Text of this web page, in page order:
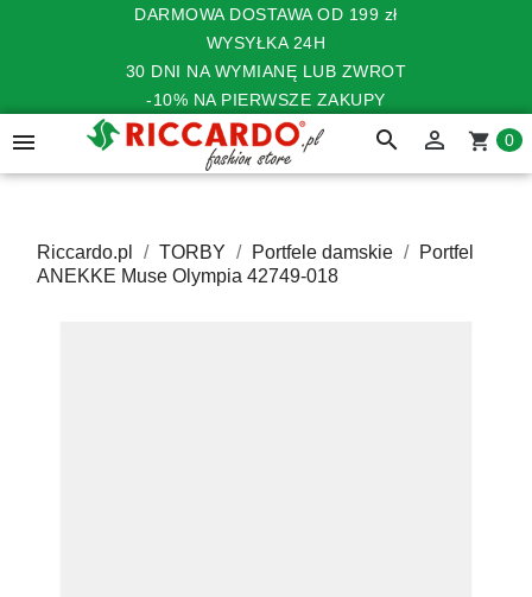
DARMOWA DOSTAWA OD 199 zł
WYSYŁKA 24H
30 DNI NA WYMIANĘ LUB ZWROT
-10% NA PIERWSZE ZAKUPY
 search  shopping_cart 0
Riccardo.pl TORBY Portfele damskie
Portfel
ANEKKE Muse Olympia 42749-018